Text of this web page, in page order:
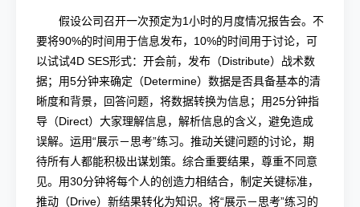
假设公司召开一次预定为1小时的月度情况报告会。不
要将90%的时间用于信息发布，10%的时间用于讨论，可
以试试4D SES形式：开会前，发布（Distribute）战术数
据；用5分钟来确定（Determine）数据是否具备基本的清
晰度和背景，回答问题，将数据转换为信息；用25分钟指
导（Direct）大家理解信息，解析信息的含义，避免造成
误解。运用“展示－思考”练习。推动关键问题的讨论，期
待所有人都能积极出谋划策。综合重要结果，尊重不同意
见。用30分钟将每个人的创造力相结合，制定关键标准，
推动（Drive）新结果转化为知识。将“展示－思考”练习的